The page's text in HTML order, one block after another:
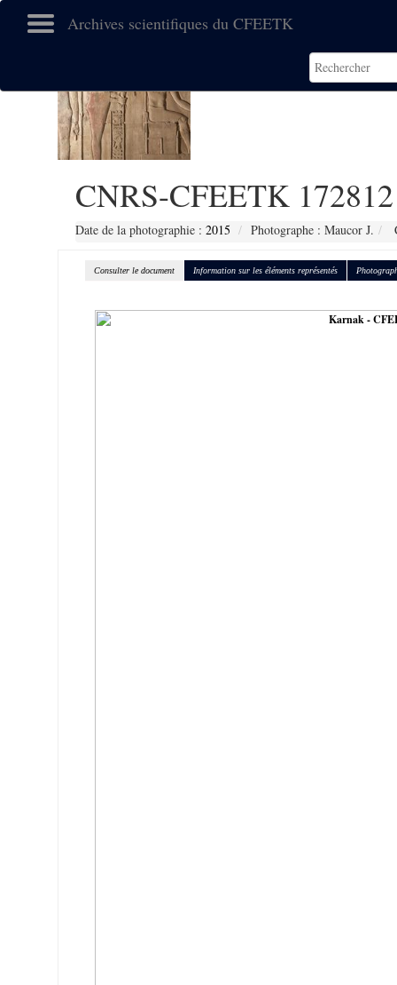
Archives scientifiques du CFEETK
CNRS-CFEETK 172812
Date de la photographie : 2015 Photographe : Maucor J.
Consulter le document Information sur les éléments représentés